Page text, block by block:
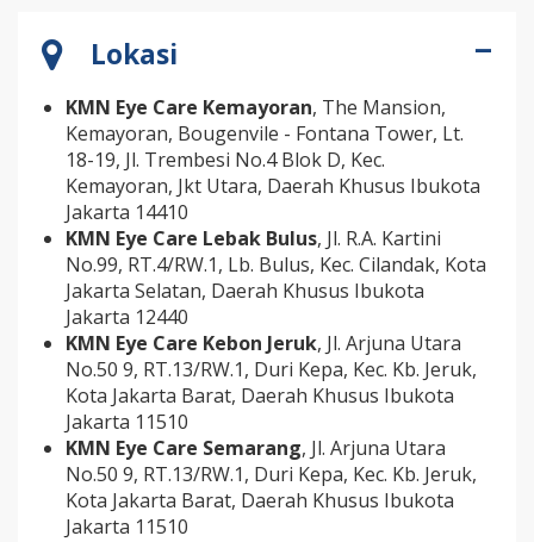
Lokasi
KMN Eye Care Kemayoran, The Mansion,
Kemayoran, Bougenvile - Fontana Tower, Lt.
18-19, Jl. Trembesi No.4 Blok D, Kec.
Kemayoran, Jkt Utara, Daerah Khusus Ibukota
Jakarta 14410
KMN Eye Care Lebak Bulus, Jl. R.A. Kartini
No.99, RT.4/RW.1, Lb. Bulus, Kec. Cilandak, Kota
Jakarta Selatan, Daerah Khusus Ibukota
Jakarta 12440
KMN Eye Care Kebon Jeruk, Jl. Arjuna Utara
No.50 9, RT.13/RW.1, Duri Kepa, Kec. Kb. Jeruk,
Kota Jakarta Barat, Daerah Khusus Ibukota
Jakarta 11510
KMN Eye Care Semarang, Jl. Arjuna Utara
No.50 9, RT.13/RW.1, Duri Kepa, Kec. Kb. Jeruk,
Kota Jakarta Barat, Daerah Khusus Ibukota
Jakarta 11510